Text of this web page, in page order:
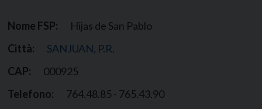
Risorse
Nome FSP:
Hijas de San Pablo
Città:
SANJUAN, P.R.
CAP:
000925
Telefono:
764.48.85 - 765.43.90